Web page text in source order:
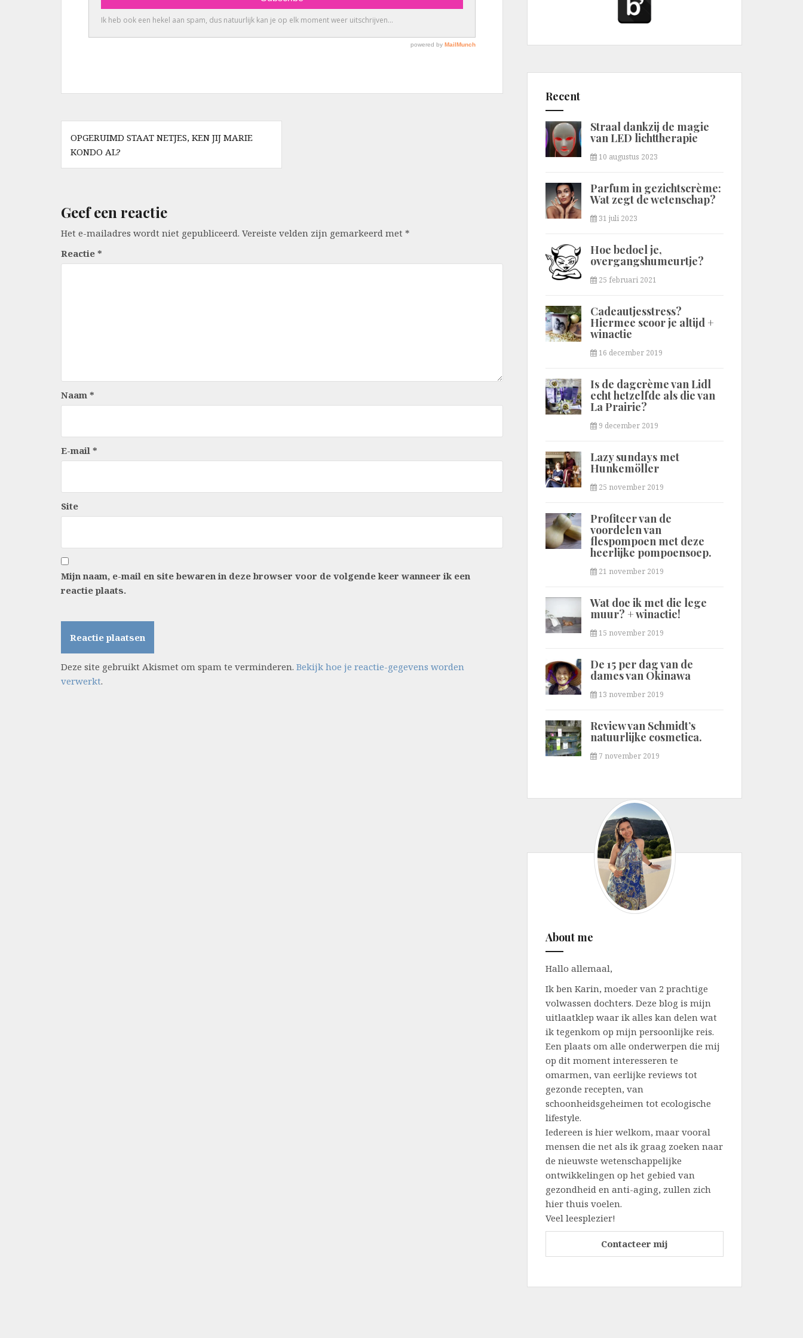
Berichtnavigatie
OPGERUIMD STAAT NETJES, KEN JIJ MARIE
KONDO AL?
Geef een reactie
Het e-mailadres wordt niet gepubliceerd. Vereiste velden zijn gemarkeerd met *
Reactie *
Naam *
E-mail *
Site
Mijn naam, e-mail en site bewaren in deze browser voor de volgende keer wanneer ik een
reactie plaats.
Deze site gebruikt Akismet om spam te verminderen. Bekijk hoe je reactie-gegevens worden
verwerkt.
Recent
Straal dankzij de magie
van LED lichttherapie
10 augustus 2023
Parfum in gezichtscrème:
Wat zegt de wetenschap?
31 juli 2023
Hoe bedoel je,
overgangshumeurtje?
25 februari 2021
Cadeautjesstress?
Hiermee scoor je altijd +
winactie
16 december 2019
Is de dagcrème van Lidl
echt hetzelfde als die van
La Prairie?
9 december 2019
Lazy sundays met
Hunkemöller
25 november 2019
Profiteer van de
voordelen van
flespompoen met deze
heerlijke pompoensoep.
21 november 2019
Wat doe ik met die lege
muur? + winactie!
15 november 2019
De 15 per dag van de
dames van Okinawa
13 november 2019
Review van Schmidt’s
natuurlijke cosmetica.
7 november 2019
About me
Hallo allemaal,
Ik ben Karin, moeder van 2 prachtige
volwassen dochters. Deze blog is mijn
uitlaatklep waar ik alles kan delen wat
ik tegenkom op mijn persoonlijke reis.
Een plaats om alle onderwerpen die mij
op dit moment interesseren te
omarmen, van eerlijke reviews tot
gezonde recepten, van
schoonheidsgeheimen tot ecologische
lifestyle.
Iedereen is hier welkom, maar vooral
mensen die net als ik graag zoeken naar
de nieuwste wetenschappelijke
ontwikkelingen op het gebied van
gezondheid en anti-aging, zullen zich
hier thuis voelen.
Veel leesplezier!
Contacteer mij